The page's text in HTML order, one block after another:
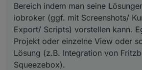
Bereich indem man seine
iobroker (ggf. mit Screenshots/
Export/ Scripts) vorstellen kann.
Projekt oder einzelne View oder
Lösung (z.B. Integration von
Squeezebox).